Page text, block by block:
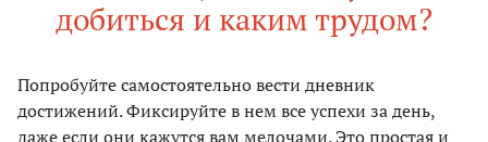
добиться и каким трудом?
Попробуйте самостоятельно вести дневник
достижений. Фиксируйте в нем все успехи за день,
даже если они кажутся вам мелочами. Это простая и